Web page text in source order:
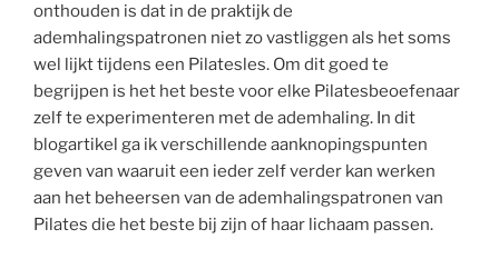
onthouden is dat in de praktijk de
ademhalingspatronen niet zo vastliggen als het soms
wel lijkt tijdens een Pilatesles. Om dit goed te
begrijpen is het het beste voor elke Pilatesbeoefenaar
zelf te experimenteren met de ademhaling. In dit
blogartikel ga ik verschillende aanknopingspunten
geven van waaruit een ieder zelf verder kan werken
aan het beheersen van de ademhalingspatronen van
Pilates die het beste bij zijn of haar lichaam passen.